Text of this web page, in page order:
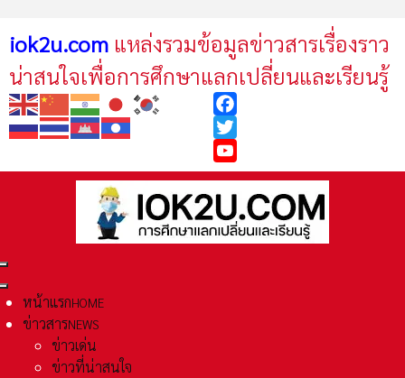
iok2u.com แหล่งรวมข้อมูลข่าวสารเรื่องราว
น่าสนใจเพื่อการศึกษาแลกเปลี่ยนและเรียนรู้
Facebook
Twitter
YouTube
หน้าแรกHOME
ข่าวสารNEWS
ข่าวเด่น
ข่าวที่น่าสนใจ